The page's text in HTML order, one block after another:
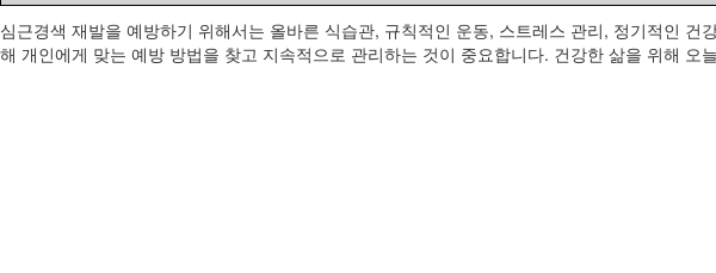
심근경색 재발을 예방하기 위해서는 올바른 식습관, 규칙적인 운동, 스트레스 관리, 정기적인 건
해 개인에게 맞는 예방 방법을 찾고 지속적으로 관리하는 것이 중요합니다. 건강한 삶을 위해 오